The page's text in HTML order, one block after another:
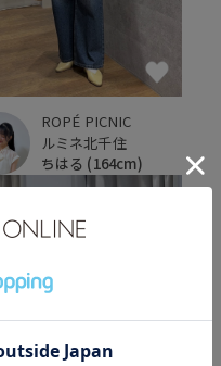
ROPÉ PICNIC
ルミネ北千住
ちはる (164cm)